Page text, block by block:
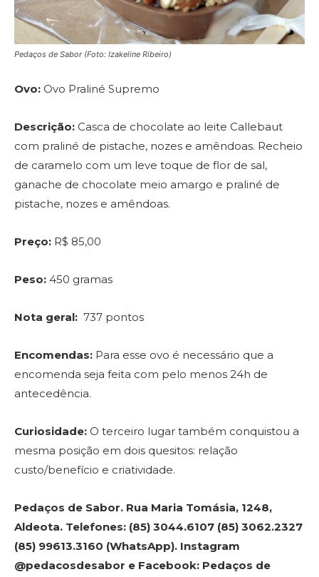
Pedaços de Sabor (Foto: Izakeline Ribeiro)
Ovo: Ovo Praliné Supremo
Descrição: Casca de chocolate ao leite Callebaut
com praliné de pistache, nozes e amêndoas. Recheio
de caramelo com um leve toque de flor de sal,
ganache de chocolate meio amargo e praliné de
pistache, nozes e amêndoas.
Preço: R$ 85,00
Peso: 450 gramas
Nota geral: 737 pontos
Encomendas: Para esse ovo é necessário que a
encomenda seja feita com pelo menos 24h de
antecedência.
Curiosidade: O terceiro lugar também conquistou a
mesma posição em dois quesitos: relação
custo/benefício e criatividade.
Pedaços de Sabor. Rua Maria Tomásia, 1248,
Aldeota. Telefones: (85) 3044.6107 (85) 3062.2327
(85) 99613.3160 (WhatsApp). Instagram
@pedacosdesabor e Facebook: Pedaços de